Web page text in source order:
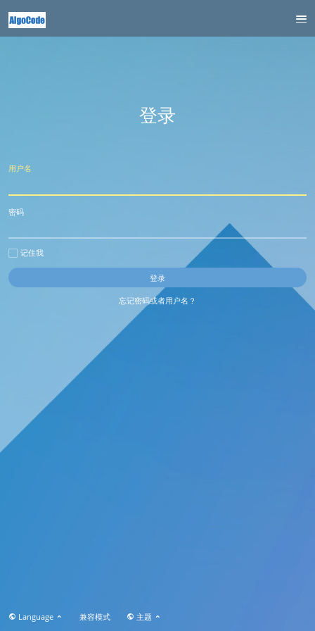
登录
用户名
密码
记住我
忘记密码或者用户名？
Language 兼容模式 主题